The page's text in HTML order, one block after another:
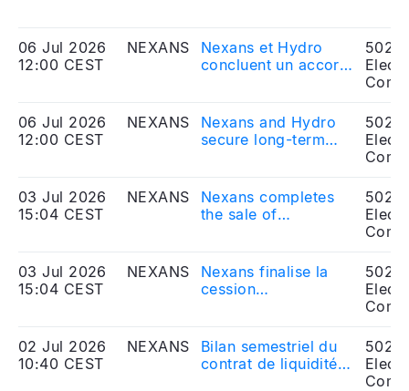
06 Jul 2026
12:00 CEST
NEXANS
Nexans et Hydro
concluent un accord
aluminium bas
carbone pour
européen
06 Jul 2026
12:00 CEST
NEXANS
Nexans and Hydro
secure long-term
agreement to
support Europe’s
03 Jul 2026
15:04 CEST
NEXANS
Nexans completes
the sale of
03 Jul 2026
15:04 CEST
NEXANS
Nexans finalise la
cession
02 Jul 2026
10:40 CEST
NEXANS
Bilan semestriel du
contrat de liquidité -